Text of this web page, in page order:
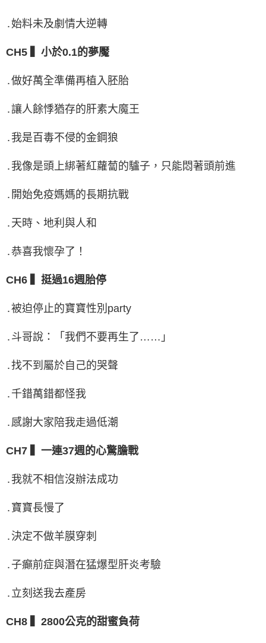
․始料未及劇情大逆轉
CH5 ▍小於0.1的夢魘
․做好萬全準備再植入胚胎
․讓人餘悸猶存的肝素大魔王
․我是百毒不侵的金鋼狼
․我像是頭上綁著紅蘿蔔的驢子，只能悶著頭前進
․開始免疫媽媽的長期抗戰
․天時、地利與人和
․恭喜我懷孕了！
CH6 ▍挺過16週胎停
․被迫停止的寶寶性別party
․斗哥說：「我們不要再生了……」
․找不到屬於自己的哭聲
․千錯萬錯都怪我
․感謝大家陪我走過低潮
CH7 ▍一連37週的心驚膽戰
․我就不相信沒辦法成功
․寶寶長慢了
․決定不做羊膜穿刺
․子癲前症與潛在猛爆型肝炎考驗
․立刻送我去產房
CH8 ▍2800公克的甜蜜負荷